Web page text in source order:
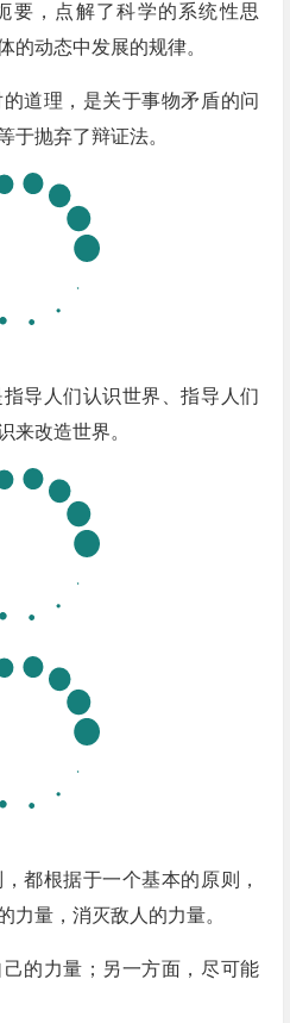
要，点解了科学的系统性思
的动态中发展的规律。
道理，是关于事物矛盾的问
于抛弃了辩证法。
导人们认识世界、指导人们
来改造世界。
都根据于一个基本的原则，
力量，消灭敌人的力量。
的力量；另一方面，尽可能